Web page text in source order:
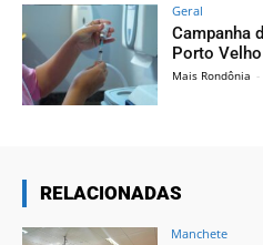
Geral
Campanha
Porto
Mais Rondônia -
RELACIONADAS
Manchete